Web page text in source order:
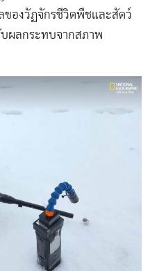
ของวัฏจักรชีวิตพืชและสัตว์
บผลกระทบจากสภาพ